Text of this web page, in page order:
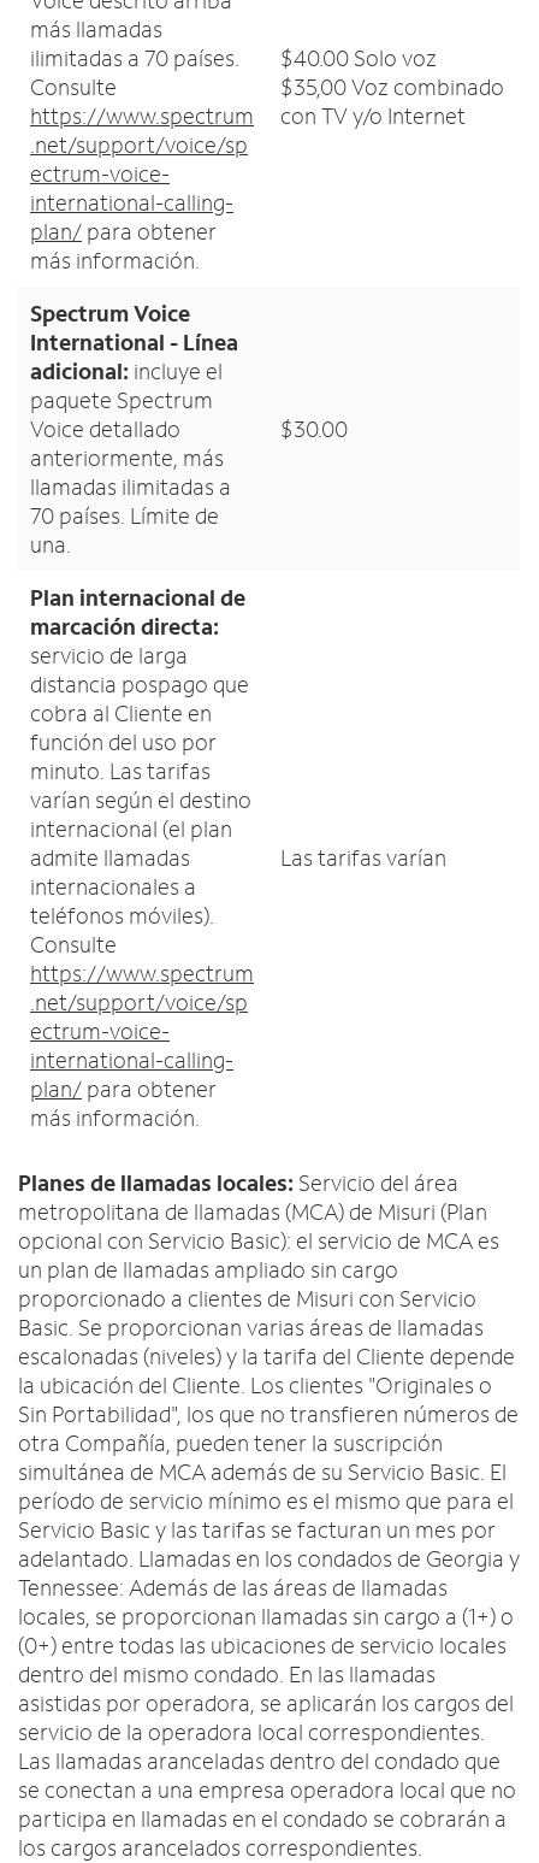
más llamadas
ilimitadas a 70 países.
Consulte
https://www.spectrum
.net/support/voice/sp
ectrum-voice-
international-calling-
plan/ para obtener
más información.
$40.00 Solo voz
$35,00 Voz combinado
con TV y/o Internet
Spectrum Voice
International - Línea
adicional: incluye el
paquete Spectrum
Voice detallado
anteriormente, más
llamadas ilimitadas a
70 países. Límite de
una.
$30.00
Plan internacional de
marcación directa:
servicio de larga
distancia pospago que
cobra al Cliente en
función del uso por
minuto. Las tarifas
varían según el destino
internacional (el plan
admite llamadas
internacionales a
teléfonos móviles).
Consulte
https://www.spectrum
.net/support/voice/sp
ectrum-voice-
international-calling-
plan/ para obtener
más información.
Las tarifas varían
Planes de llamadas locales: Servicio del área
metropolitana de llamadas (MCA) de Misuri (Plan
opcional con Servicio Basic): el servicio de MCA es
un plan de llamadas ampliado sin cargo
proporcionado a clientes de Misuri con Servicio
Basic. Se proporcionan varias áreas de llamadas
escalonadas (niveles) y la tarifa del Cliente depende
la ubicación del Cliente. Los clientes "Originales o
Sin Portabilidad", los que no transfieren números de
otra Compañía, pueden tener la suscripción
simultánea de MCA además de su Servicio Basic. El
período de servicio mínimo es el mismo que para el
Servicio Basic y las tarifas se facturan un mes por
adelantado. Llamadas en los condados de Georgia y
Tennessee: Además de las áreas de llamadas
locales, se proporcionan llamadas sin cargo a (1+) o
(0+) entre todas las ubicaciones de servicio locales
dentro del mismo condado. En las llamadas
asistidas por operadora, se aplicarán los cargos del
servicio de la operadora local correspondientes.
Las llamadas aranceladas dentro del condado que
se conectan a una empresa operadora local que no
participa en llamadas en el condado se cobrarán a
los cargos arancelados correspondientes.